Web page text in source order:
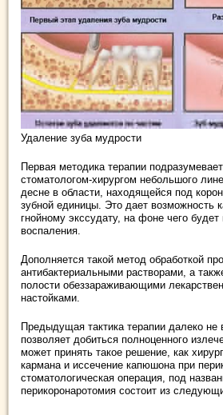
Удаление зуба мудрости
Первая методика терапии
стоматологом-хирургом небольшого
десне в области, находящейся под
зубной единицы. Это дает возможность
гнойному экссудату, на фоне чего
воспаления.
Дополняется такой метод обработкой
антибактериальными растворами, а
полости обеззараживающими
настойками.
Предыдущая тактика терапии далеко не
позволяет добиться полноценного
может принять такое решение, как
кармана и иссечение капюшона при
стоматологическая операция, под
перикоронаротомия состоит из